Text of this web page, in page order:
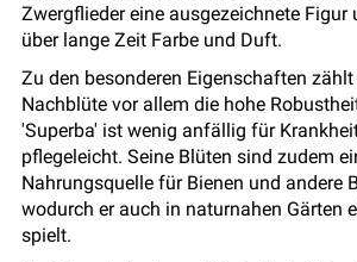
Zwergflieder eine ausgezeichnete Figur
über lange Zeit Farbe und Duft.
Zu den besonderen Eigenschaften zählt
Nachblüte vor allem die hohe
'Superba' ist wenig anfällig für
pflegeleicht. Seine Blüten sind zudem
Nahrungsquelle für Bienen und andere
wodurch er auch in naturnahen Gärten
spielt.